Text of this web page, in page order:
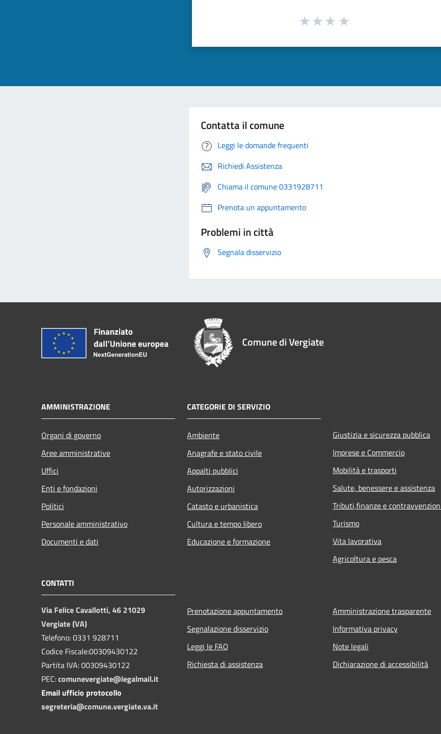
Contatta il comune
Leggi le domande frequenti
Richiedi Assistenza
Chiama il comune 0331928711
Prenota un appuntamento
Problemi in città
Segnala disservizio
Comune di Vergiate
AMMINISTRAZIONE
Organi di governo
Aree amministrative
Uffici
Enti e fondazioni
Politici
Personale amministrativo
Documenti e dati
CATEGORIE DI SERVIZIO
Ambiente
Anagrafe e stato civile
Appalti pubblici
Autorizzazioni
Catasto e urbanistica
Cultura e tempo libero
Educazione e formazione
Giustizia e sicurezza pubblica
Imprese e Commercio
Mobilità e trasporti
Salute, benessere e assistenza
Tributi,finanze e
Turismo
Vita lavorativa
Agricoltura e pesca
CONTATTI
Via Felice Cavallotti, 46 21029
Vergiate (VA)
Telefono: 0331 928711
Codice Fiscale:00309430122
Partita IVA: 00309430122
PEC:comunevergiate@legalmail.it
Email ufficio protocollo
segreteria@comune.vergiate.va.it
Prenotazione appuntamento
Segnalazione disservizio
Leggi le FAQ
Richiesta di assistenza
Amministrazione trasparente
Informativa privacy
Note legali
Dichiarazione di accessibilità